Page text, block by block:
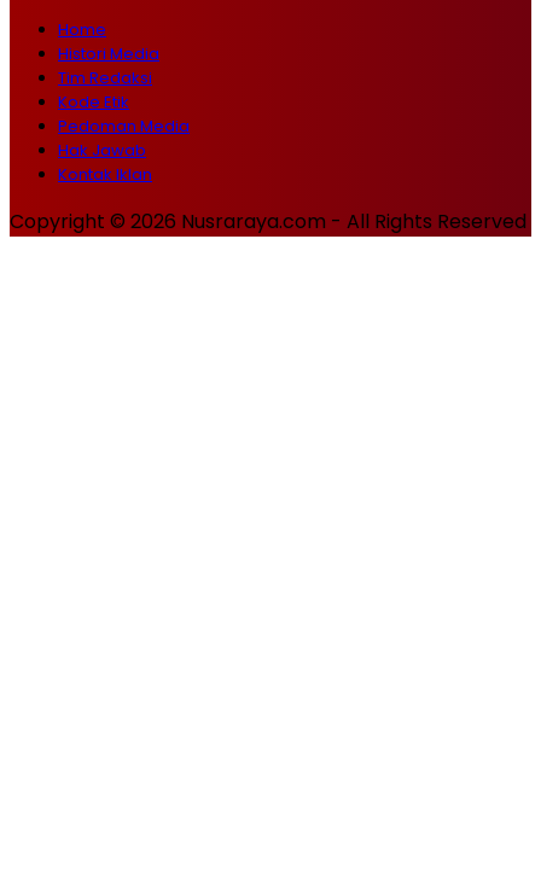
Home
Histori Media
Tim Redaksi
Kode Etik
Pedoman Media
Hak Jawab
Kontak Iklan
Copyright © 2026 Nusraraya.com - All Rights Reserved